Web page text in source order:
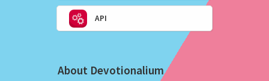
API
About Devotionalium